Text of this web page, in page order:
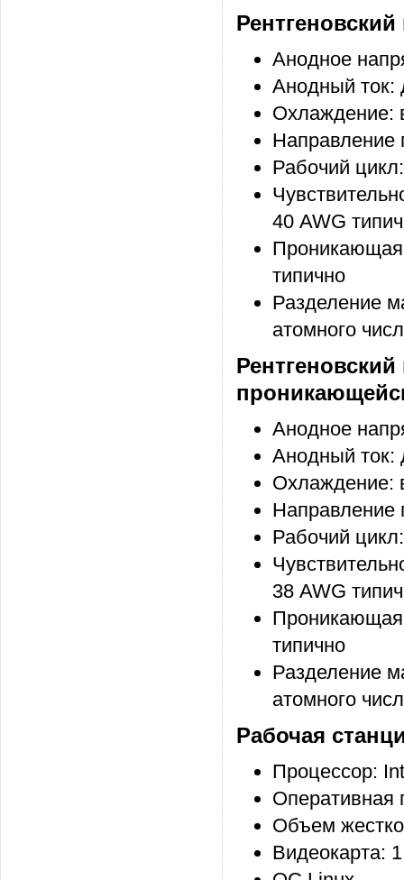
Рентгеновский
Анодное
Анодный ток:
Охлаждение:
Направление
Рабочий
40 AWG
Проникающая
типично
Разделение
атомного
Анодное
Анодный ток:
Охлаждение:
Направление
Рабочий
38 AWG
Проникающая
типично
Разделение
атомного
Рабочая
Процессор:
Оперативная
Объем
Видеокарта: